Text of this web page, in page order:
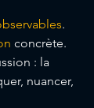
.
concrète.
: la
nuancer,